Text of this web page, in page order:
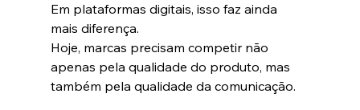
Em plataformas digitais, isso faz ainda
mais diferença.
Hoje, marcas precisam competir não
apenas pela qualidade do produto, mas
também pela qualidade da comunicação.